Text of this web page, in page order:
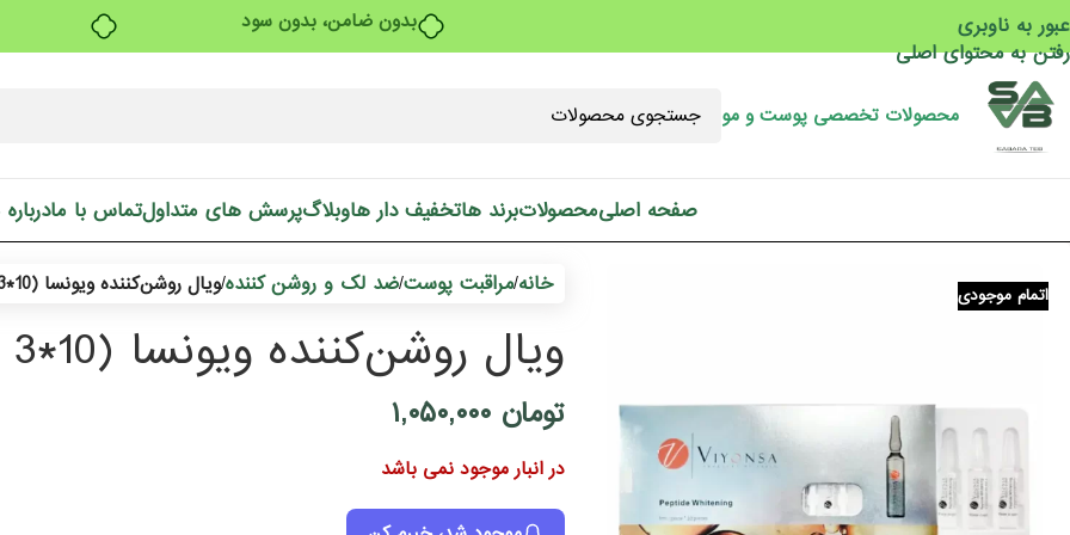
بدون ضامن، بدون سود
عبور به ناوبری
رفتن به محتوای اصلی
محصولات تخصصی پوست و مو
صفحه اصلیمحصولاتبرند هاتخفیف دار هاوبلاگپرسش های متداولتماس با ما
اتمام موجودی خانه/مراقبت پوست/ضد لک و روشن کننده/ویال روشن‌کننده ویونسا (10*3 میل)
ویال روشن‌کننده ویونسا (10*3 میل)
تومان ۱,۰۵۰,۰۰۰
در انبار موجود نمی باشد